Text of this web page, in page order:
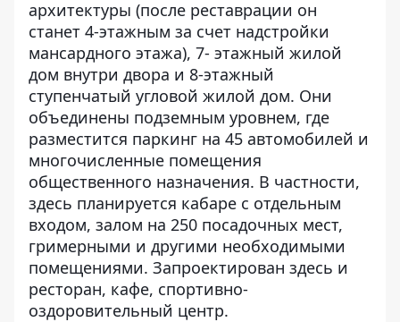
архитектуры (после реставрации он
станет 4-этажным за счет надстройки
мансардного этажа), 7- этажный жилой
дом внутри двора и 8-этажный
ступенчатый угловой жилой дом. Они
объединены подземным уровнем, где
разместится паркинг на 45 автомобилей и
многочисленные помещения
общественного назначения. В частности,
здесь планируется кабаре с отдельным
входом, залом на 250 посадочных мест,
гримерными и другими необходимыми
помещениями. Запроектирован здесь и
ресторан, кафе, спортивно-
оздоровительный центр.